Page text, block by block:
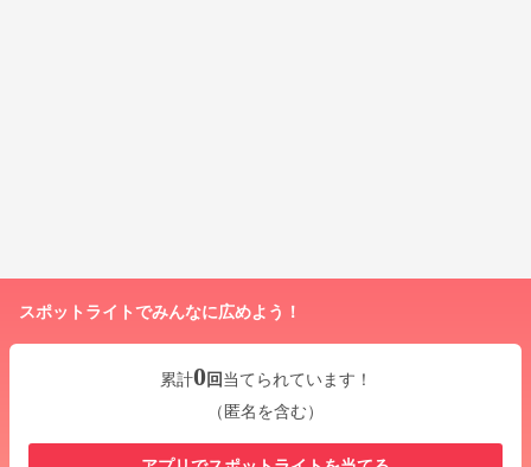
スポットライトでみんなに広めよう！
累計0回当てられています！
（匿名を含む）